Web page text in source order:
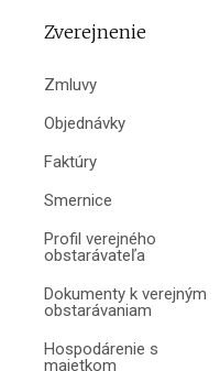
Zverejnenie
Zmluvy
Objednávky
Faktúry
Smernice
Profil verejného
obstarávateľa
Dokumenty k verejným
obstarávaniam
Hospodárenie s
majetkom